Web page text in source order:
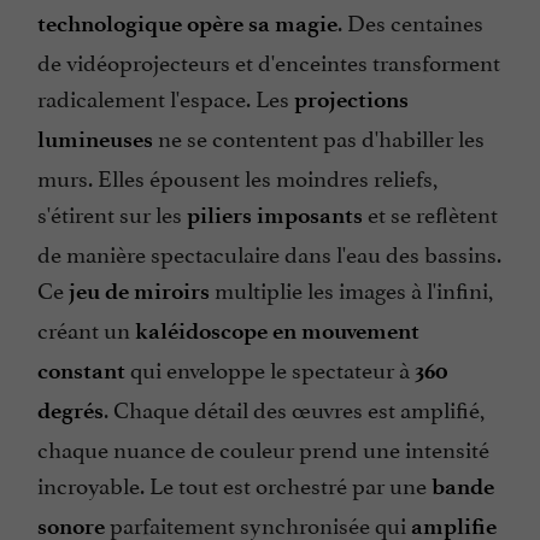
technologique opère sa magie. Des centaines
de vidéoprojecteurs et d'enceintes transforment
radicalement l'espace. Les projections
lumineuses ne se contentent pas d'habiller les
murs. Elles épousent les moindres reliefs,
s'étirent sur les piliers imposants et se reflètent
de manière spectaculaire dans l'eau des bassins.
Cejeu de miroirs multiplie les images à l'infini,
créant un kaléidoscope en mouvement
constant qui enveloppe le spectateur à 360
degrés. Chaque détail des œuvres est amplifié,
chaque nuance de couleur prend une intensité
incroyable. Le tout est orchestré par unebande
sonoreparfaitement synchronisée qui amplifie